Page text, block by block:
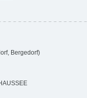
Bergedorf)